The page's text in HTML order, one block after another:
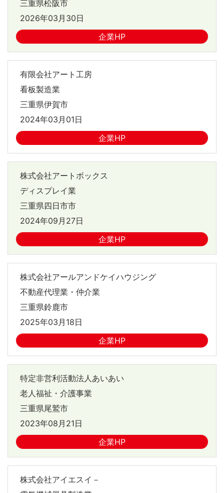
三重県松阪市
2026年03月30日
企業HP
有限会社アート工房
看板製造業
三重県伊賀市
2024年03月01日
企業HP
株式会社アートボックス
ディスプレイ業
三重県四日市市
2024年09月27日
企業HP
株式会社アールアンドケイハウジング
不動産代理業・仲介業
三重県鈴鹿市
2025年03月18日
企業HP
特定非営利活動法人あいあい
老人福祉・介護事業
三重県尾鷲市
2023年08月21日
企業HP
株式会社アイエスイ－